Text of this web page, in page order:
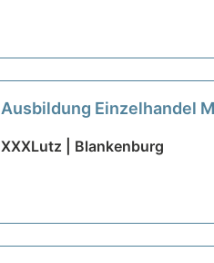
Ausbildung Einzelhandel
XXXLutz | Blankenburg